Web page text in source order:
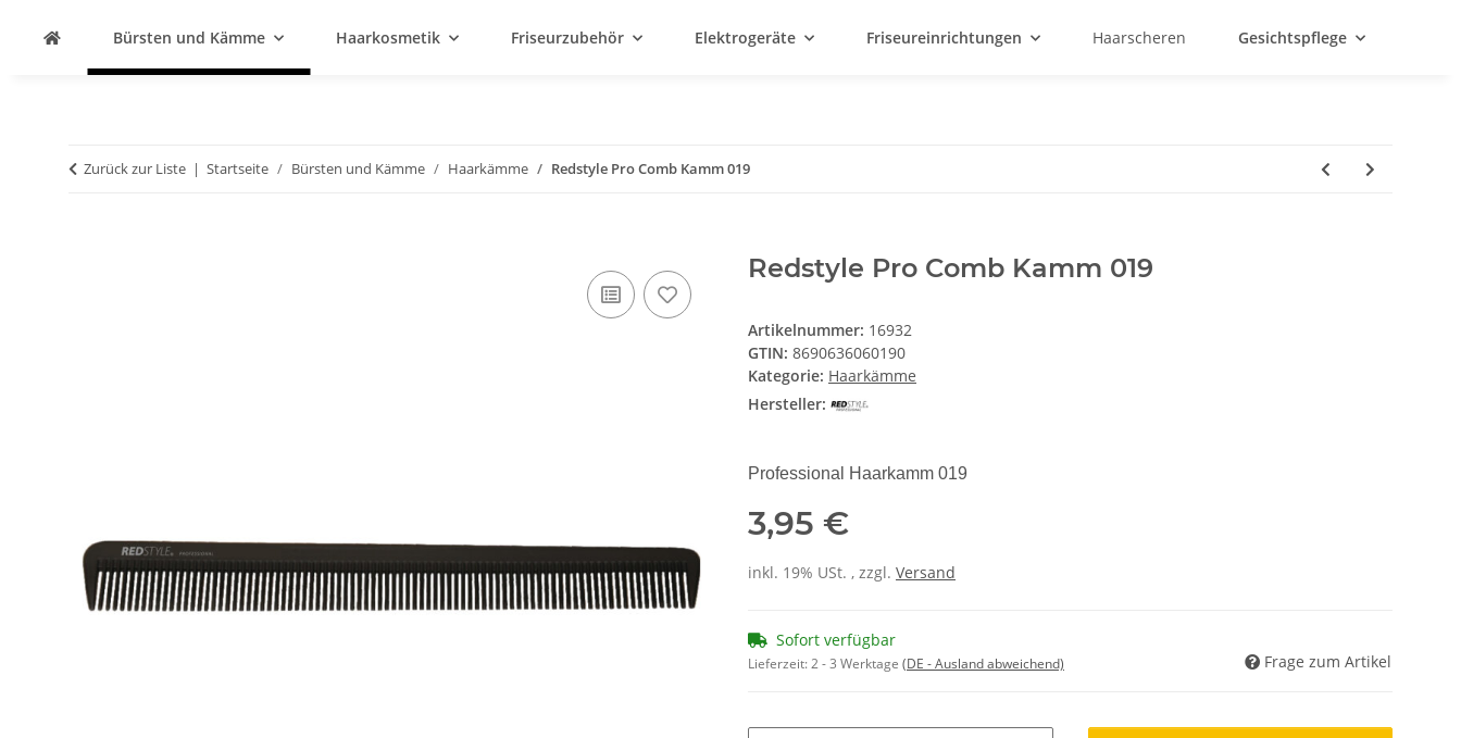
Bürsten und Kämme Haarkosmetik Friseurzubehör Elektrogeräte Friseureinrichtungen Haarscheren Gesichtspflege
Zurück zur Liste Startseite Bürsten und Kämme Haarkämme Redstyle Pro Comb Kamm 019
Redstyle Pro Comb Kamm 019
Artikelnummer: 16932
GTIN: 8690636060190
Kategorie: Haarkämme
Hersteller:
Professional Haarkamm 019
3,95 €
inkl. 19% USt. , zzgl. Versand
Sofort verfügbar
Lieferzeit:2 - 3 Werktage (DE - Ausland abweichend) Frage zum Artikel